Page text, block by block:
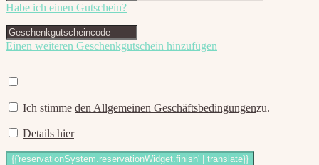
Habe ich einen Gutschein?
Einen weiteren Geschenkgutschein hinzufügen
Ich stimme den Allgemeinen Geschäftsbedingungenzu.
Details hier